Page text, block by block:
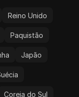
Reino Unido
Paquistão
Japão
Coreia do Sul